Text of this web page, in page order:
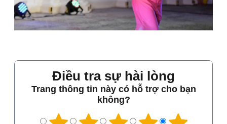
Điều tra sự hài lòng
Trang thông tin này có hỗ trợ cho bạn
không?